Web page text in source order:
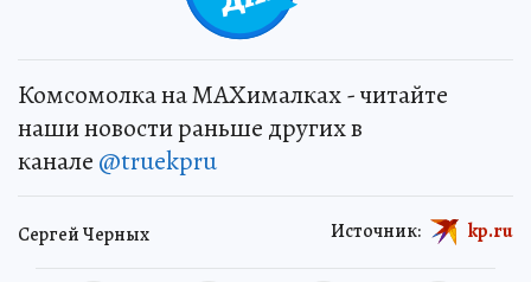
Комсомолка на MAXималках - читайте
наши новости раньше других в
канале @truekpru
Сергей Черных Источник: kp.ru